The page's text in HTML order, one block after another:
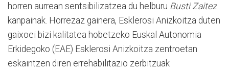
horren aurrean sentsibilizatzea du helburu Busti Zaitez
kanpainak. Horrezaz gainera, Esklerosi Anizkoitza duten
gaixoei bizi kalitatea hobetzeko Euskal Autonomia
Erkidegoko (EAE) Esklerosi Anizkoitza zentroetan
eskaintzen diren errehabilitazio zerbitzuak